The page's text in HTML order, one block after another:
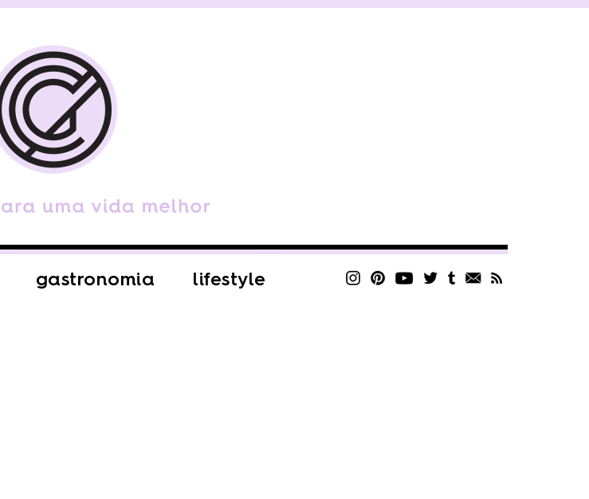
gastronomia lifestyle